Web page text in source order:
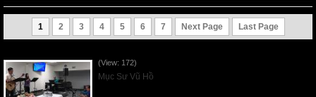
1 2 3 4 5 6 7 Next Page Last Page
(View: 172)
Mục Sư Vũ Hồ